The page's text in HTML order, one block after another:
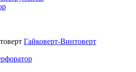
Гайковерт-Винтоверт